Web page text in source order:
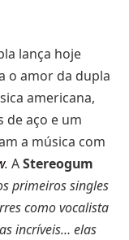
lança hoje
o amor da dupla
americana,
de aço e um
a música com
. AStereogum
primeiros singles
como vocalista
incríveis… elas